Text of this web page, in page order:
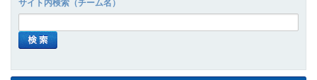
サイト内検索（チーム名）